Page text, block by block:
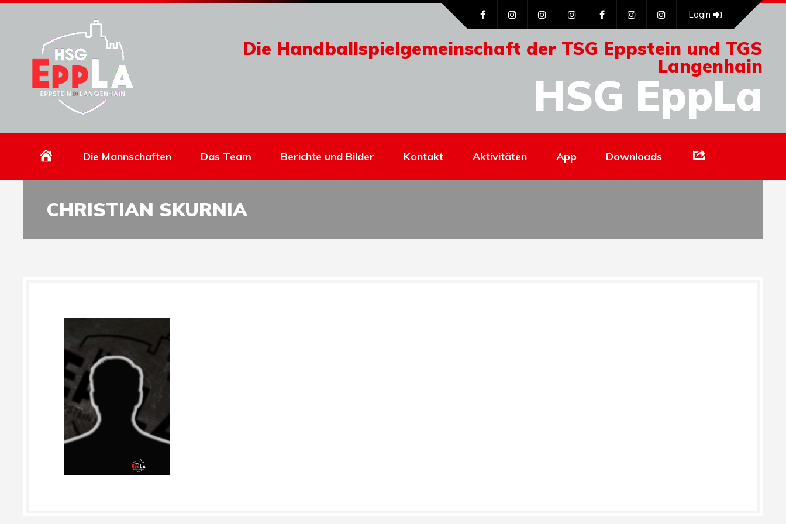
Die Handballspielgemeinschaft der TSG Eppstein und TGS
Langenhain
HSG EppLa
Login
HomepageDie Mannschaften Das Team Berichte und Bilder Kontakt Aktivitäten App Downloads
CHRISTIAN SKURNIA